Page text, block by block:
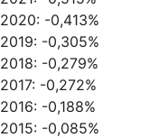
2020: -0,413%
2019: -0,305%
2018: -0,279%
2017: -0,272%
2016: -0,188%
2015: -0,085%